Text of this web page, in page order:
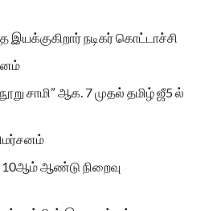
இயக்குகிறார் நடிகர் கொட்டாச்சி
சாமி” ஆக. 7 முதல் தமிழ் ஜீ5 ல்
10ஆம் ஆண்டு நிறைவு